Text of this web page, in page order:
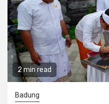
2 min read
Badung